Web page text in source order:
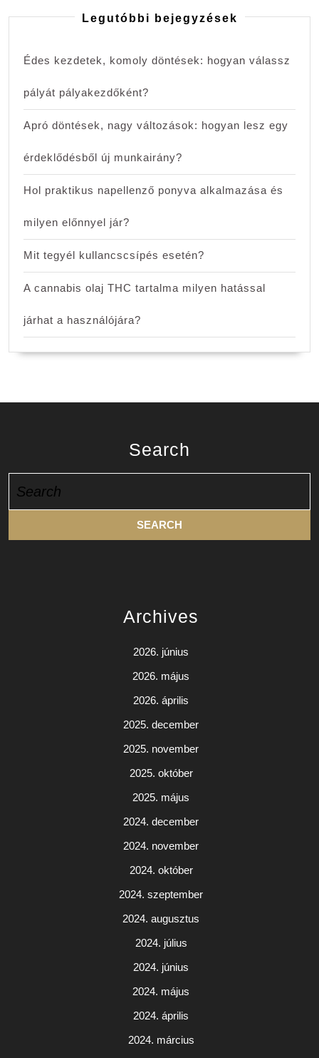
Legutóbbi bejegyzések
Édes kezdetek, komoly döntések: hogyan válassz
pályát pályakezdőként?
Apró döntések, nagy változások: hogyan lesz egy
érdeklődésből új munkairány?
Hol praktikus napellenző ponyva alkalmazása és
milyen előnnyel jár?
Mit tegyél kullancscsípés esetén?
A cannabis olaj THC tartalma milyen hatással
járhat a használójára?
Search
for:
Archives
2026. június
2026. május
2026. április
2025. december
2025. november
2025. október
2025. május
2024. december
2024. november
2024. október
2024. szeptember
2024. augusztus
2024. július
2024. június
2024. május
2024. április
2024. március